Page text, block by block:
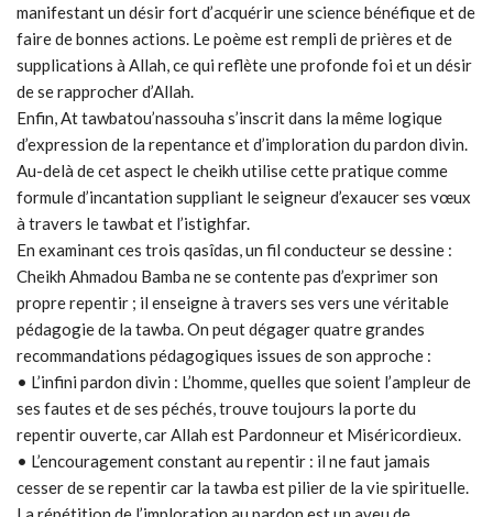
manifestant un désir fort d’acquérir une science bénéfique et de
faire de bonnes actions. Le poème est rempli de prières et de
supplications à Allah, ce qui reflète une profonde foi et un désir
de se rapprocher d’Allah.
Enfin, At tawbatou’nassouha s’inscrit dans la même logique
d’expression de la repentance et d’imploration du pardon divin.
Au-delà de cet aspect le cheikh utilise cette pratique comme
formule d’incantation suppliant le seigneur d’exaucer ses vœux
à travers le tawbat et l’istighfar.
En examinant ces trois qasîdas, un fil conducteur se dessine :
Cheikh Ahmadou Bamba ne se contente pas d’exprimer son
propre repentir ; il enseigne à travers ses vers une véritable
pédagogie de la tawba. On peut dégager quatre grandes
recommandations pédagogiques issues de son approche :
• L’infini pardon divin : L’homme, quelles que soient l’ampleur de
ses fautes et de ses péchés, trouve toujours la porte du
repentir ouverte, car Allah est Pardonneur et Miséricordieux.
• L’encouragement constant au repentir : il ne faut jamais
cesser de se repentir car la tawba est pilier de la vie spirituelle.